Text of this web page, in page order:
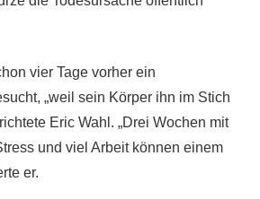
vier Tage vorher ein
„weil sein Körper ihn im Stich
Eric Wahl. „Drei Wochen mit
und viel Arbeit können einem
er.